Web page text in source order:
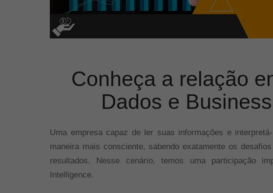
Conheça a relação
Dados e
Uma empresa capaz de ler suas informações e
maneira mais consciente, sabendo exatamente os
resultados. Nesse cenário, temos uma participação
Intelligence.